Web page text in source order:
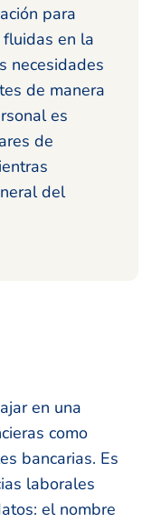
para
en la
necesidades
de manera
es
de
del
en una
como
bancarias. Es
laborales
el nombre